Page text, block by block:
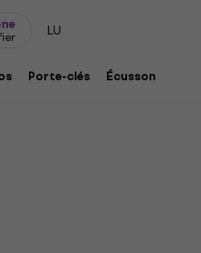
LU
Porte-clés Écussons/